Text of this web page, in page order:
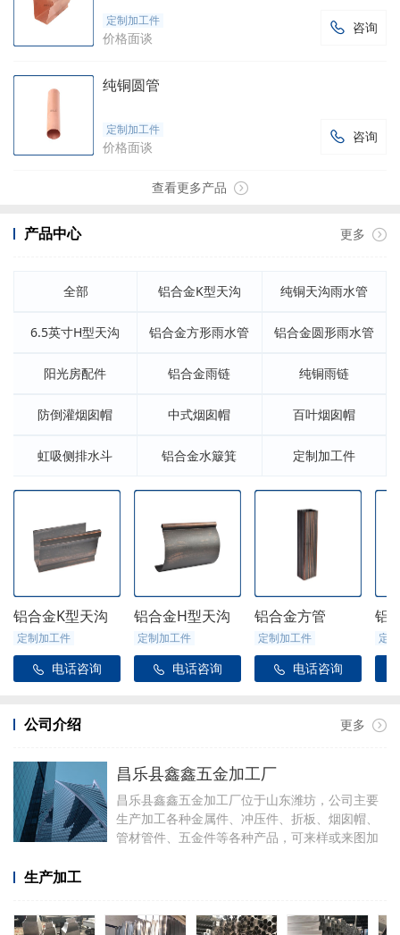
 咨询
定制加工件
价格面谈
纯铜圆管
 咨询
定制加工件
价格面谈
查看更多产品
更多
产品中心
全部 铝合金K型天沟 纯铜天沟雨水管
6.5英寸H型天沟 铝合金方形雨水管 铝合金圆形雨水管
阳光房配件 铝合金雨链 纯铜雨链
防倒灌烟囱帽 中式烟囱帽 百叶烟囱帽
虹吸侧排水斗 铝合金水簸箕 定制加工件
铝合金K型天沟
定制加工件
 电话咨询
铝合金H型天沟
定制加工件
 电话咨询
铝合金方管
定制加工件
 电话咨询
铝
定
更多
公司介绍
昌乐县鑫鑫五金加工厂
昌乐县鑫鑫五金加工厂位于山东潍坊，公司主要
生产加工各种金属件、冲压件、折板、烟囱帽、
管材管件、五金件等各种产品，可来样或来图加
件、金属雨链、定制烟囱帽、虹吸雨水斗、侧排
雨水斗、水簸箕、阴脊瓦、不锈钢透气帽等。公
生产加工